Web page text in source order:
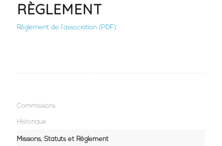
RÈGLEMENT
Règlement de l’association (PDF)
Commissions
Historique
Missions, Statuts et Règlement